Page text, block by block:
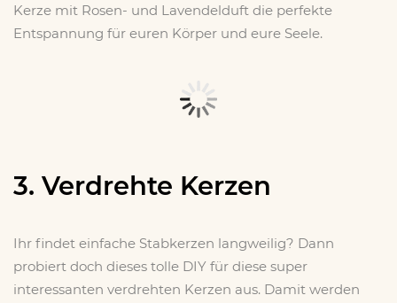
Kerze mit Rosen- und Lavendelduft die perfekte
Entspannung für euren Körper und eure Seele.
3. Verdrehte Kerzen
Ihr findet einfache Stabkerzen langweilig? Dann
probiert doch dieses tolle DIY für diese super
interessanten verdrehten Kerzen aus. Damit werden